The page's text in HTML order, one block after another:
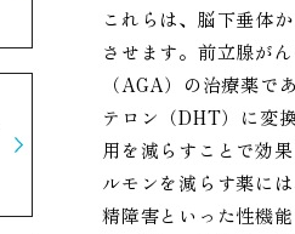
これらは、脳下垂体
させます。前立腺が
（AGA）の治療薬で
テロン（DHT）に変
用を減らすことで効
ルモンを減らす薬に
精障害といった性機